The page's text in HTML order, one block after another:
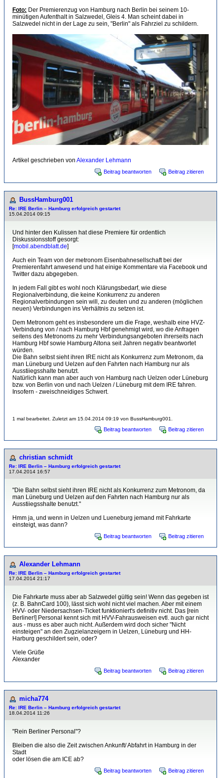
Foto: Der Premierenzug von Hamburg nach Berlin bei seinem 10-
minütigen Aufenthalt in Salzwedel, Gleis 4. Man scheint dabei in
Salzwedel nicht in der Lage zu sein, "Berlin" als Fahrziel zu schildern.
Artikel geschrieben von Alexander Lehmann
Beitrag beantworten Beitrag zitieren
BussHamburg001
Re: IRE Berlin – Hamburg erfolgreich gestartet
15.04.2014 09:15
Und hinter den Kulissen hat diese Premiere für ordentlich
Diskussionsstoff gesorgt:
[mobil.abendblatt.de]
Auch ein Team von der metronom Eisenbahnesellschaft bei der
Premierenfahrt anwesend und hat einige Kommentare via Facebook und
Twitter dazu abgegeben.
In jedem Fall gibt es wohl noch Klärungsbedarf, wie diese
Regionalverbindung, die keine Konkurrenz zu anderen
Regionalverbindungen sein will, zu deuten und zu anderen (möglichen
neuen) Verbindungen ins Verhältnis zu setzen ist.
Dem Metronom geht es insbesondere um die Frage, weshalb eine HVZ-
Verbindung von / nach Hamburg Hbf genehmigt wird, wo die Anfragen
seitens des Metronoms zu mehr Verbindungsangeboten ihrerseits nach
Hamburg Hbf sowie Hamburg Altona seit Jahren negativ beantwortet
würden.
Die Bahn selbst sieht ihren IRE nicht als Konkurrenz zum Metronom, da
man Lüneburg und Uelzen auf den Fahrten nach Hamburg nur als
Ausstiiegsshalte benutzt.
Natürlich kann man aber auch von Hamburg nach Uelzen oder Lüneburg
bzw. von Berlin von und nach Uelzen / Lüneburg mit dem IRE fahren.
Insofern - zweischneidiges Schwert.
1 mal bearbeitet. Zuletzt am 15.04.2014 09:19 von BussHamburg001.
Beitrag beantworten Beitrag zitieren
christian schmidt
Re: IRE Berlin – Hamburg erfolgreich gestartet
17.04.2014 16:57
"Die Bahn selbst sieht ihren IRE nicht als Konkurrenz zum Metronom, da
man Lüneburg und Uelzen auf den Fahrten nach Hamburg nur als
Ausstiiegsshalte benutzt."
Hmm ja, und wenn in Uelzen und Lueneburg jemand mit Fahrkarte
einsteigt, was dann?
Beitrag beantworten Beitrag zitieren
Alexander Lehmann
Re: IRE Berlin – Hamburg erfolgreich gestartet
17.04.2014 21:17
Die Fahrkarte muss aber ab Salzwedel gültig sein! Wenn das gegeben ist
(z. B. BahnCard 100), lässt sich wohl nicht viel machen. Aber mit einem
HVV- oder Niedersachsen-Ticket funktioniert's definitiv nicht. Das [rein
Berliner!] Personal kennt sich mit HVV-Fahrausweisen evtl. auch gar nicht
aus - muss es aber auch nicht. Außerdem wird doch sicher "Nicht
einsteigen" an den Zugzielanzeigern in Uelzen, Lüneburg und HH-
Harburg geschildert sein, oder?
Viele Grüße
Alexander
Beitrag beantworten Beitrag zitieren
micha774
Re: IRE Berlin – Hamburg erfolgreich gestartet
18.04.2014 11:26
"Rein Berliner Personal"?
Bleiben die also die Zeit zwischen Ankunft/ Abfahrt in Hamburg in der
Stadt
oder lösen die am ICE ab?
Beitrag beantworten Beitrag zitieren